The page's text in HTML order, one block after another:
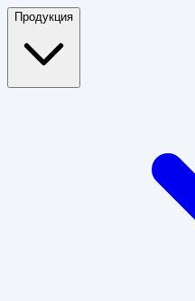
Продукция